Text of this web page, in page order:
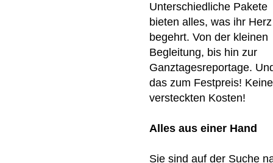
Unterschiedliche Pakete
bieten alles, was ihr Herz
begehrt. Von der kleinen
Begleitung, bis hin zur
Ganztagesreportage.
das zum Festpreis! Keine
versteckten Kosten!
Alles aus einer Hand
Sie sind auf der Suche